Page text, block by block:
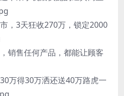
，3天狂收270万，锁定2000
销售任何产品，都能让顾客
万得30万洒还送40万路虎一